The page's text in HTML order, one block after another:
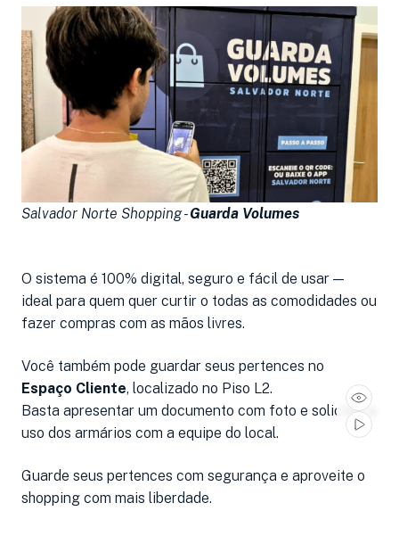
Salvador Norte Shopping -Guarda Volumes
O sistema é 100% digital, seguro e fácil de usar —
ideal para quem quer curtir o todas as comodidades ou
fazer compras com as mãos livres.
Você também pode guardar seus pertences no
Espaço Cliente, localizado no Piso L2.
Basta apresentar um documento com foto e solicitar o
uso dos armários com a equipe do local.
Guarde seus pertences com segurança e aproveite o
shopping com mais liberdade.